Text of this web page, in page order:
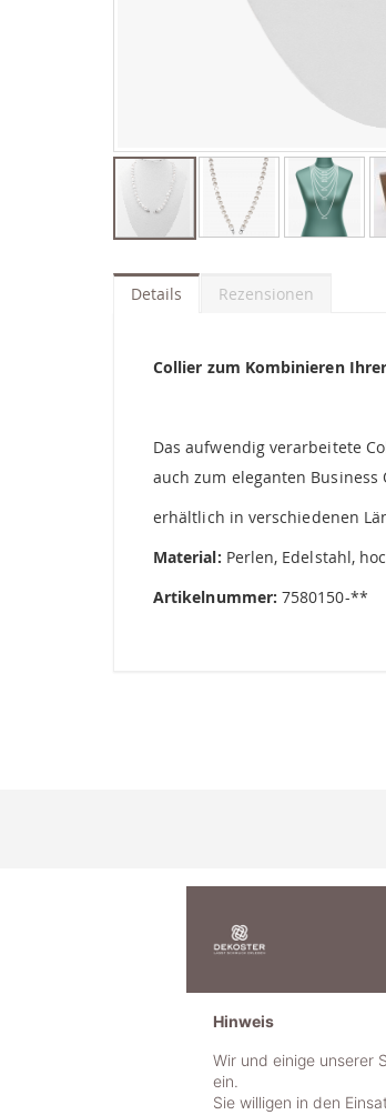
Anfang
derDetails
Collier zum Kombinieren
Das aufwendig verarbeitete
auch zum eleganten
erhältlich in verschiedenen
Material: Perlen, Edelstahl,
Artikelnummer: 7580150-**
Rezensionen
Hinweis
Wir und einige unserer
ein.
Sie willigen in den